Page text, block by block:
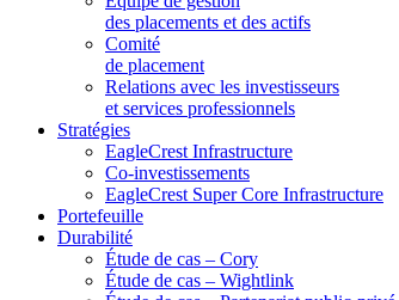
des placements et des actifs
Comité
de placement
Relations avec les investisseurs
et services professionnels
Stratégies
EagleCrest Infrastructure
Co-investissements
EagleCrest Super Core Infrastructure
Portefeuille
Durabilité
Étude de cas – Cory
Étude de cas – Wightlink